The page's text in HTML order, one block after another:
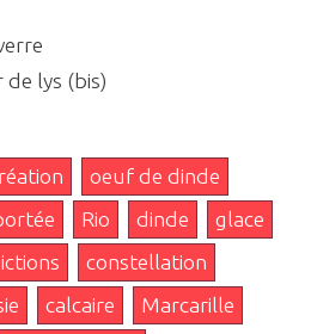
lys (bis)
oeuf de dinde
Rio dinde
glace
constellation
calcaire
Marcarille